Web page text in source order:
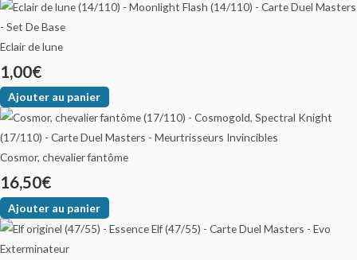
Eclair de lune
1,00€
Ajouter au panier
Cosmor, chevalier fantôme
16,50€
Ajouter au panier